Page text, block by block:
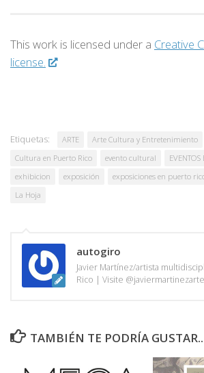
This work is licensed under a Creative
license.
Etiquetas: ARTE Arte Cultura y Entretenimiento
Cultura en Puerto Rico
evento cultural
EVENTOS
exhibicion
exposición exposiciones en puerto
La Hoja
autogiro
Javier Martínez/artista
Rico | Visite
TAMBIÉN TE PODRÍA